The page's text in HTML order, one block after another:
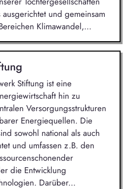
und gemeinsam
Klimawandel,...
Stiftung ist eine
hin zu
Versorgungsstrukturen
Energiequellen. Die
sowohl national als auch
und umfassen z.B. den
die Entwicklung
Darüber...